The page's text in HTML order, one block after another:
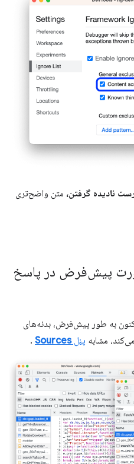
نادیده گرفتن، متن واضح‌تری
پیش‌فرض در پاسخ
به طور پیش‌فرض، بدنه‌های
مشابه پنلSources
.